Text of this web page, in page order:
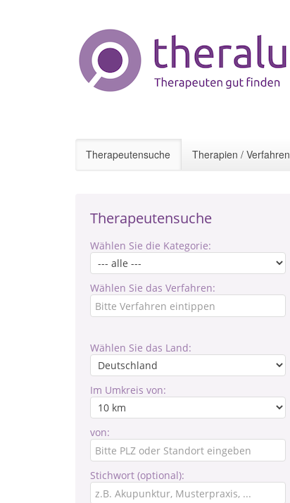
Therapeutensuche Therapien / Verfahren
Therapeutensuche
Wählen Sie die Kategorie:
Wählen Sie das Verfahren:
Wählen Sie das Land:
Im Umkreis von:
von:
Stichwort (optional):